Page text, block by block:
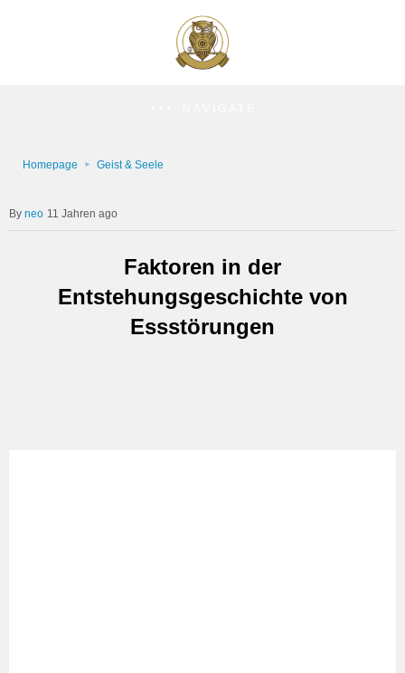
Homepage Geist & Seele
neo 11 Jahren ago
Faktoren in der
Entstehungsgeschichte von
Essstörungen